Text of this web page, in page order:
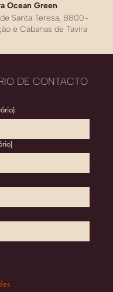
Ocean Green
Santa Teresa, 8800-
e Cabanas de Tavira
DE CONTACTO